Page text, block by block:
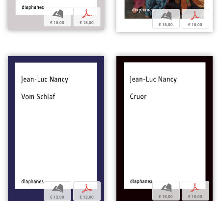
b
€ 18,00
p
€ 18,00
b
€ 18,00
p
€ 18,00
b
€ 12,00
p
€ 12,00
b
€ 16,00
p
€ 16,00